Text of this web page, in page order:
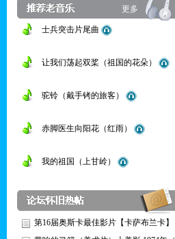
更多
士兵突击片尾曲
让我们荡起双桨（祖国的花朵）
驼铃（戴手铐的旅客）
赤脚医生向阳花（红雨）
我的祖国（上甘岭）
第16届奥斯卡最佳影片【卡萨布兰卡】